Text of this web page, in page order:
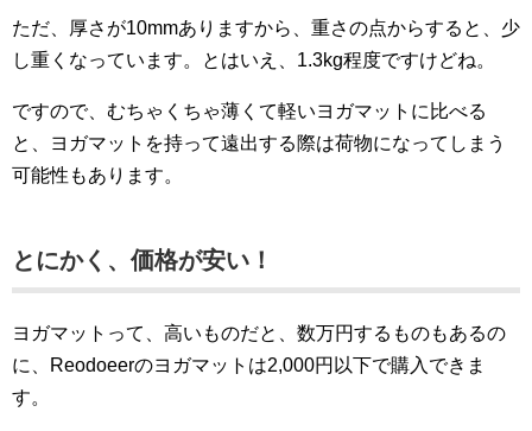
ただ、厚さが10mmありますから、重さの点からすると、少
し重くなっています。とはいえ、1.3kg程度ですけどね。
ですので、むちゃくちゃ薄くて軽いヨガマットに比べる
と、ヨガマットを持って遠出する際は荷物になってしまう
可能性もあります。
とにかく、価格が安い！
ヨガマットって、高いものだと、数万円するものもあるの
に、Reodoeerのヨガマットは2,000円以下で購入できま
す。